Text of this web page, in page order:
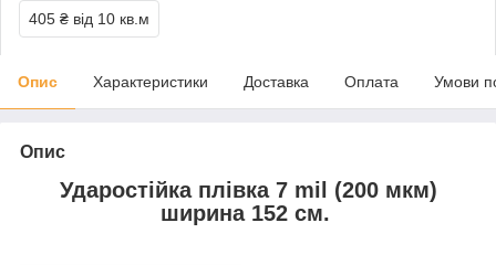
405 ₴ від 10 кв.м
Опис Характеристики Доставка Оплата Умови
Опис
Ударостійка плівка 7 mil (200 мкм)
ширина 152 см.